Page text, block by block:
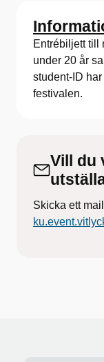
Entrébiljett till
under 20 år
student-ID
festivalen.
Vill du
Skicka ett